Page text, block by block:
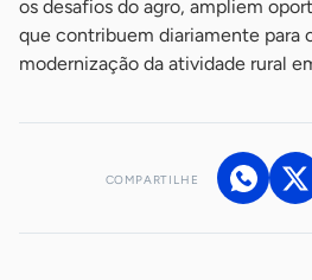
os desafios do agro, ampliem
que contribuem diariamente para
modernização da atividade rural
COMPARTILHE